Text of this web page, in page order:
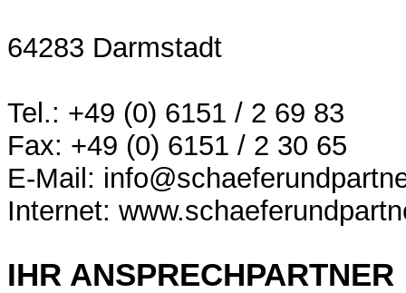
64283 Darmstadt
Tel.: +49 (0) 6151 / 2 69 83
Fax: +49 (0) 6151 / 2 30 65
E-Mail:
Internet:
IHR ANSPRECHPARTNER